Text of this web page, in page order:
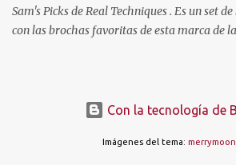
Sam's Picks de Real Techniques . Es un set
con las brochas favoritas de esta marca de
Con la tecnología de
Imágenes del tema: